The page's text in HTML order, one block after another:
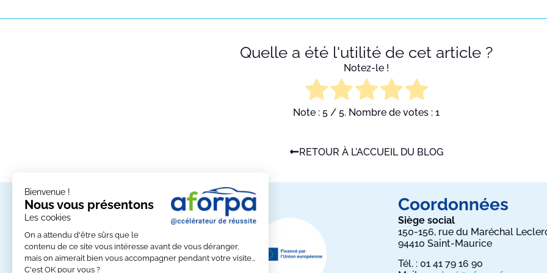
Bienvenue !
Nous vous présentons
Les cookies
On a attendu d'être sûrs que le
contenu de ce site vous intéresse avant de vous déranger,
mais on aimerait bien vous accompagner pendant votre visite...
C'est OK pour vous ?
Quelle a été l'utilité de cet article ?
Notez-le !
Note : 5 / 5. Nombre de votes : 1
RETOUR À L'ACCUEIL DU BLOG
Nos partenaires Coordonnées
Siège social
150-156, rue du Maréchal
94410 Saint-Maurice
Tél. : 01 41 79 16 90